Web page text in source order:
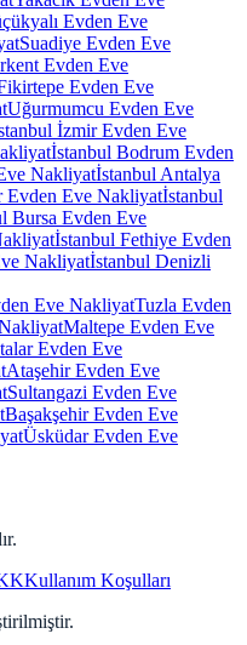
Evden Eve
Suadiye Evden Eve
Evden Eve
Evden Eve
Uğurmumcu Evden Eve
İzmir Evden Eve
İstanbul Bodrum Evden
Nakliyatİstanbul Antalya
Evden Eve Nakliyatİstanbul
Bursa Evden Eve
İstanbul Fethiye Evden
Nakliyatİstanbul Denizli
Eve NakliyatTuzla Evden
Maltepe Evden Eve
Evden Eve
Ataşehir Evden Eve
Sultangazi Evden Eve
Başakşehir Evden Eve
Üsküdar Evden Eve
Kullanım Koşulları